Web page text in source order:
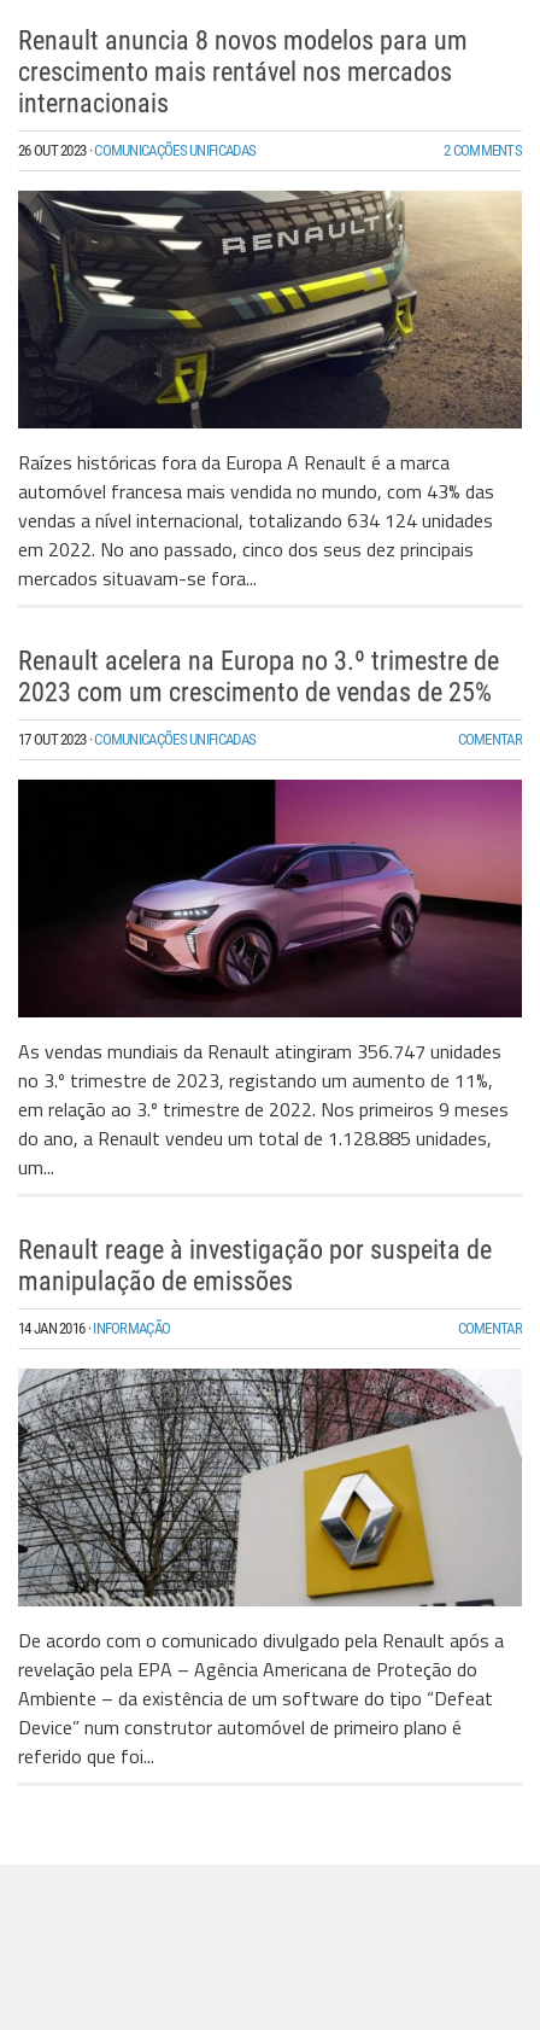
Renault anuncia 8 novos modelos para um
crescimento mais rentável nos mercados
internacionais
26 OUT 2023·COMUNICAÇÕES UNIFICADAS 2 COMMENTS
Raízes históricas fora da Europa A Renault é a marca
automóvel francesa mais vendida no mundo, com 43% das
vendas a nível internacional, totalizando 634 124 unidades
em 2022. No ano passado, cinco dos seus dez principais
mercados situavam-se fora...
Renault acelera na Europa no 3.º trimestre de
2023 com um crescimento de vendas de 25%
17 OUT 2023·COMUNICAÇÕES UNIFICADAS COMENTAR
As vendas mundiais da Renault atingiram 356.747 unidades
no 3.º trimestre de 2023, registando um aumento de 11%,
em relação ao 3.º trimestre de 2022. Nos primeiros 9 meses
do ano, a Renault vendeu um total de 1.128.885 unidades,
um...
Renault reage à investigação por suspeita de
manipulação de emissões
14 JAN 2016·INFORMAÇÃO COMENTAR
De acordo com o comunicado divulgado pela Renault após a
revelação pela EPA – Agência Americana de Proteção do
Ambiente – da existência de um software do tipo “Defeat
Device” num construtor automóvel de primeiro plano é
referido que foi...